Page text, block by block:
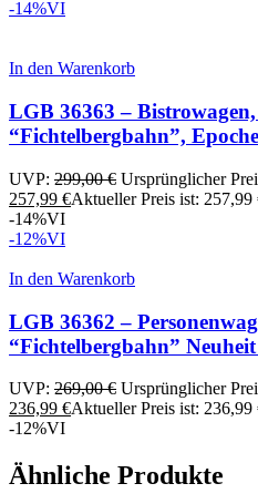
-14%VI
In den Warenkorb
LGB 36363 –
“Fichtelbergbahn”,
UVP: 299,00€ Ursprünglicher
257,99 €Aktueller Preis ist: 257,99
-14%VI
-12%VI
In den Warenkorb
LGB 36362 –
“Fichtelbergbahn”
UVP: 269,00€ Ursprünglicher
236,99 €Aktueller Preis ist: 236,99
-12%VI
Ähnliche Produkte